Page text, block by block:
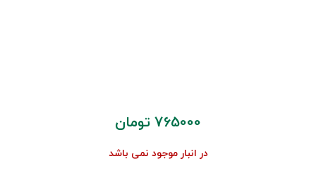
765000 تومان
در انبار موجود نمی باشد